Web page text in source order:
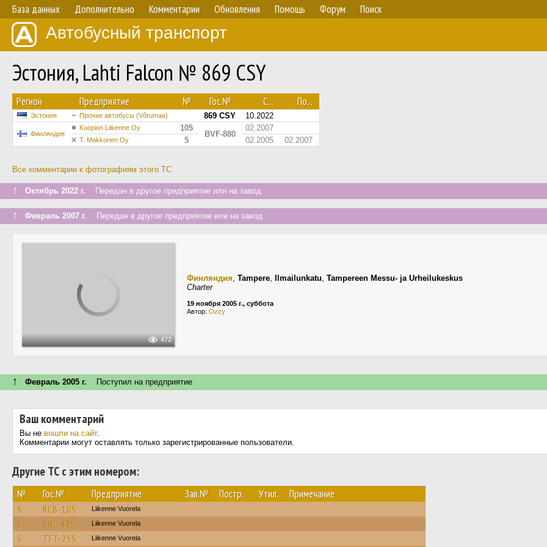
База данных Дополнительно Комментарии Обновления Помощь Форум Поиск
Автобусный транспорт
Эстония, Lahti Falcon № 869 CSY
Регион Предприятие № Гос.№ С... По...
Эстония Прочие автобусы (Võrumaa) 869 CSY 10.2022
Финляндия
Kuopion Liikenne Oy 105
BVF-880
02.2007
T. Makkonen Oy 5 02.2005 02.2007
Все комментарии к фотографиям этого ТС
↑ Октябрь 2022 г. Передан в другое предприятие или на завод
↑ Февраль 2007 г. Передан в другое предприятие или на завод
472
Финляндия, Tampere, Ilmailunkatu, Tampereen Messu- ja Urheilukeskus
Charter
19 ноября 2005 г., суббота
Автор: Ozzy
↑ Февраль 2005 г. Поступил на предприятие
Ваш комментарий
Вы не вошли на сайт.
Комментарии могут оставлять только зарегистрированные пользователи.
Другие ТС с этим номером:
№ Гос.№ Предприятие Зав.№ Постр. Утил. Примечание
5 RCB-105 Liikenne Vuorela
5 RNL-445 Liikenne Vuorela
5 TFT-255 Liikenne Vuorela